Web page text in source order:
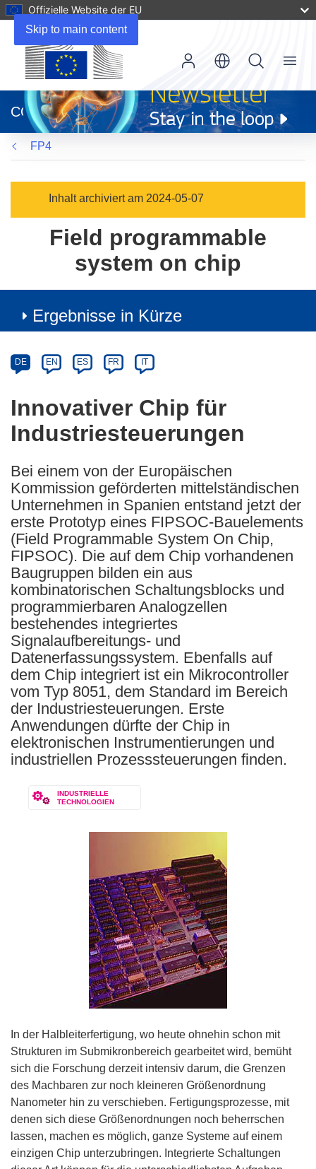
Skip to main content
Offizielle Website der EU
neuem
Fenster)
CORDIS
Menu
FP4
Inhalt archiviert am 2024-05-07
Field programmable
system on chip
Ergebnisse in Kürze
Category
Article
available
the
following
languages:
DE EN ES FR IT
Innovativer Chip für
Industriesteuerungen
Bei einem von der Europäischen
Kommission geförderten mittelständischen
Unternehmen in Spanien entstand jetzt der
erste Prototyp eines FIPSOC-Bauelements
(Field Programmable System On Chip,
FIPSOC). Die auf dem Chip vorhandenen
Baugruppen bilden ein aus
kombinatorischen Schaltungsblocks und
programmierbaren Analogzellen
bestehendes integriertes
Signalaufbereitungs- und
Datenerfassungssystem. Ebenfalls auf
dem Chip integriert ist ein Mikrocontroller
vom Typ 8051, dem Standard im Bereich
der Industriesteuerungen. Erste
Anwendungen dürfte der Chip in
elektronischen Instrumentierungen und
industriellen Prozesssteuerungen finden.
INDUSTRIELLE
TECHNOLOGIEN
In der Halbleiterfertigung, wo heute ohnehin schon mit
Strukturen im Submikronbereich gearbeitet wird, bemüht
sich die Forschung derzeit intensiv darum, die Grenzen
des Machbaren zur noch kleineren Größenordnung
Nanometer hin zu verschieben. Fertigungsprozesse, mit
denen sich diese Größenordnungen noch beherrschen
lassen, machen es möglich, ganze Systeme auf einem
einzigen Chip unterzubringen. Integrierte Schaltungen